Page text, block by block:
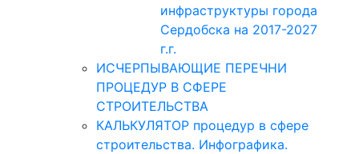
инфраструктуры города
Сердобска на 2017-2027
г.г.
ИСЧЕРПЫВАЮЩИЕ ПЕРЕЧНИ
ПРОЦЕДУР В СФЕРЕ
СТРОИТЕЛЬСТВА
КАЛЬКУЛЯТОР процедур в сфере
строительства. Инфографика.